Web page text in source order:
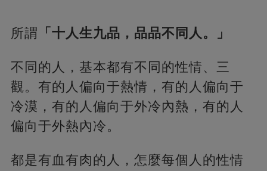
所謂 「十人生九品，品品不同人。」
不同的人，基本都有不同的性情、三
觀。有的人偏向于熱情，有的人偏向于
冷漠，有的人偏向于外冷內熱，有的人
偏向于外熱內冷。
都是有血有肉的人，怎麼每個人的性情